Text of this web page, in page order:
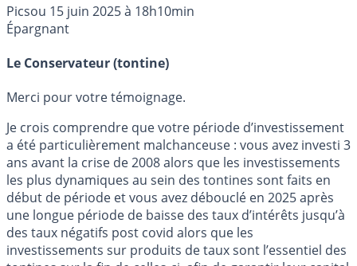
Picsou 15 juin 2025 à 18h10min
Épargnant
Le Conservateur (tontine)
Merci pour votre témoignage.
Je crois comprendre que votre période d’investissement
a été particulièrement malchanceuse : vous avez investi 3
ans avant la crise de 2008 alors que les investissements
les plus dynamiques au sein des tontines sont faits en
début de période et vous avez débouclé en 2025 après
une longue période de baisse des taux d’intérêts jusqu’à
des taux négatifs post covid alors que les
investissements sur produits de taux sont l’essentiel des